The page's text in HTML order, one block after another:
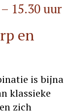
15.30 uur
en
is bijna
klassieke
zich